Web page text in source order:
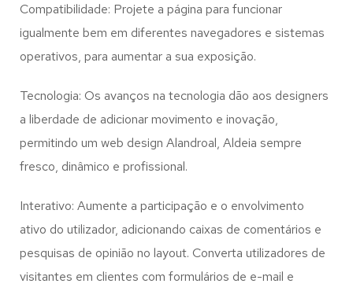
Compatibilidade: Projete a página para funcionar
igualmente bem em diferentes navegadores e sistemas
operativos, para aumentar a sua exposição.
Tecnologia: Os avanços na tecnologia dão aos designers
a liberdade de adicionar movimento e inovação,
permitindo um web design Alandroal, Aldeia sempre
fresco, dinâmico e profissional.
Interativo: Aumente a participação e o envolvimento
ativo do utilizador, adicionando caixas de comentários e
pesquisas de opinião no layout. Converta utilizadores de
visitantes em clientes com formulários de e-mail e